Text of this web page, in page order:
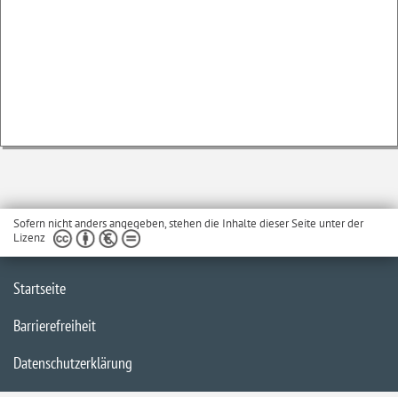
Sofern nicht anders angegeben, stehen die Inhalte dieser Seite unter der
Lizenz
Startseite
Barrierefreiheit
Datenschutzerklärung